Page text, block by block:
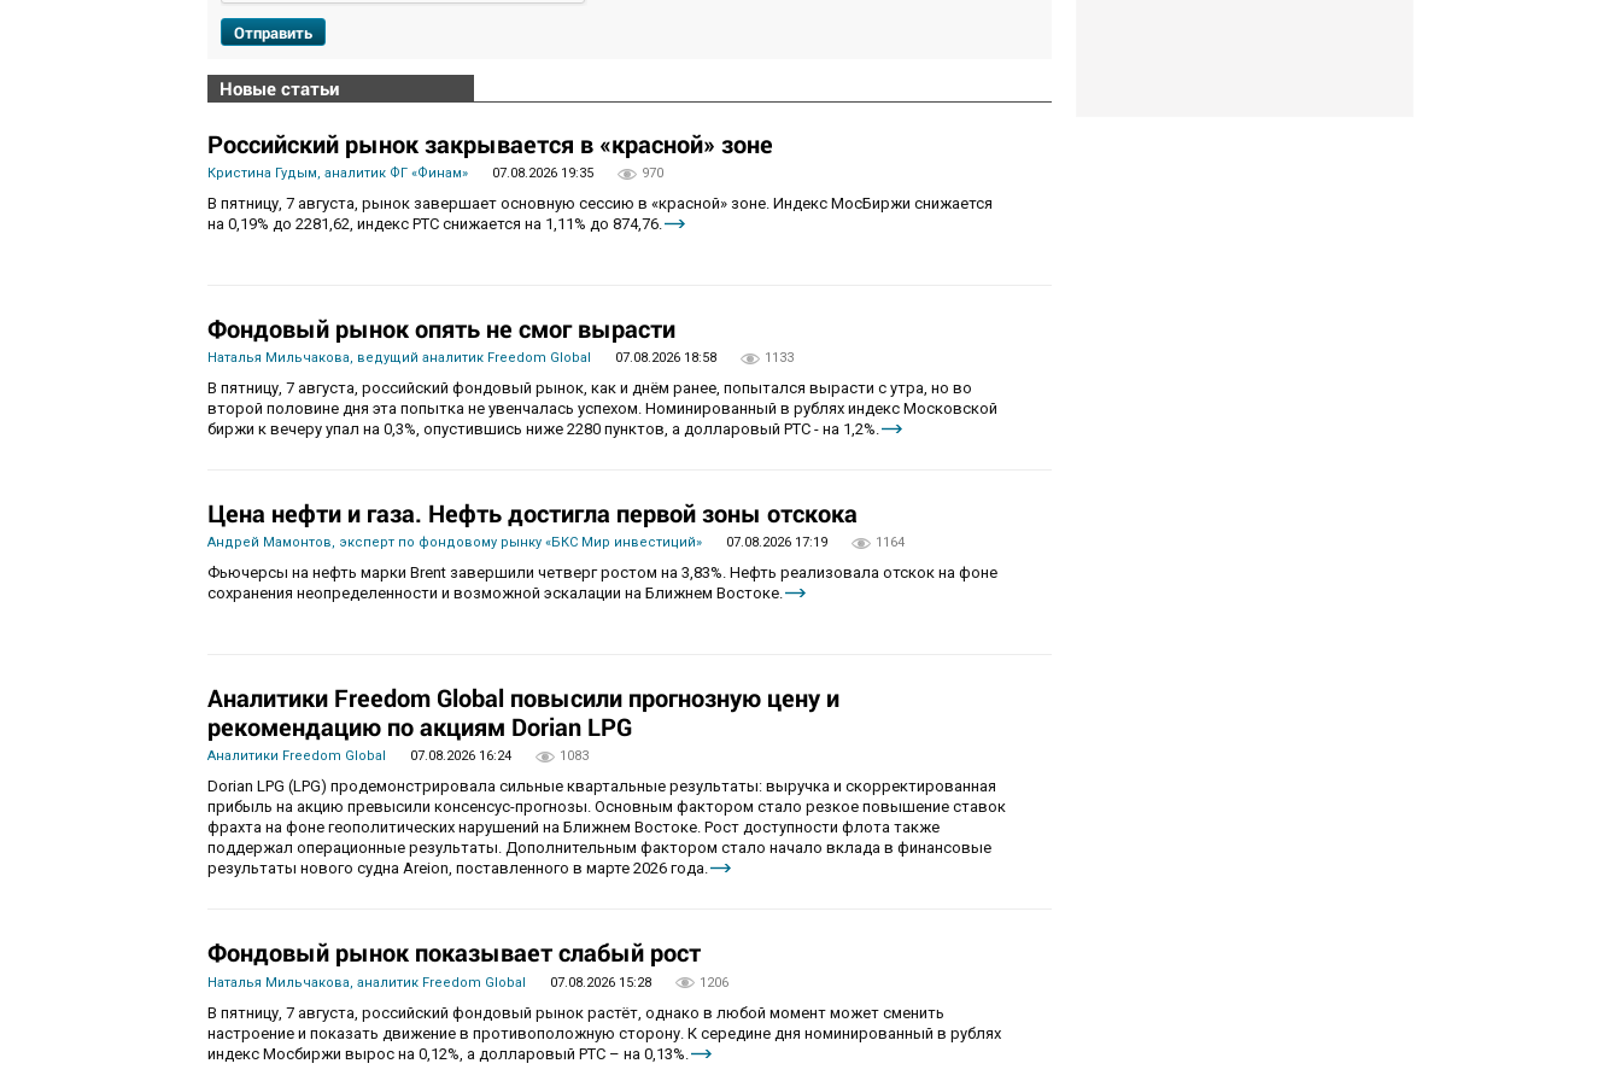
Отправить
Новые статьи
Российский рынок закрывается в «красной» зоне
Кристина Гудым, аналитик ФГ «Финам» 07.08.2026 19:35 970
В пятницу, 7 августа, рынок завершает основную сессию в «красной» зоне. Индекс МосБиржи снижается
на 0,19% до 2281,62, индекс РТС снижается на 1,11% до 874,76.
Фондовый рынок опять не смог вырасти
Наталья Мильчакова, ведущий аналитик Freedom Global 07.08.2026 18:58 1133
В пятницу, 7 августа, российский фондовый рынок, как и днём ранее, попытался вырасти с утра, но во
второй половине дня эта попытка не увенчалась успехом. Номинированный в рублях индекс Московской
биржи к вечеру упал на 0,3%, опустившись ниже 2280 пунктов, а долларовый РТС - на 1,2%.
Цена нефти и газа. Нефть достигла первой зоны отскока
Андрей Мамонтов, эксперт по фондовому рынку «БКС Мир инвестиций» 07.08.2026 17:19 1164
Фьючерсы на нефть марки Brent завершили четверг ростом на 3,83%. Нефть реализовала отскок на фоне
сохранения неопределенности и возможной эскалации на Ближнем Востоке.
Аналитики Freedom Global повысили прогнозную цену и
рекомендацию по акциям Dorian LPG
Аналитики Freedom Global 07.08.2026 16:24 1083
Dorian LPG (LPG) продемонстрировала сильные квартальные результаты: выручка и скорректированная
прибыль на акцию превысили консенсус-прогнозы. Основным фактором стало резкое повышение ставок
фрахта на фоне геополитических нарушений на Ближнем Востоке. Рост доступности флота также
поддержал операционные результаты. Дополнительным фактором стало начало вклада в финансовые
результаты нового судна Areion, поставленного в марте 2026 года.
Фондовый рынок показывает слабый рост
Наталья Мильчакова, аналитик Freedom Global 07.08.2026 15:28 1206
В пятницу, 7 августа, российский фондовый рынок растёт, однако в любой момент может сменить
настроение и показать движение в противоположную сторону. К середине дня номинированный в рублях
индекс Мосбиржи вырос на 0,12%, а долларовый РТС – на 0,13%.